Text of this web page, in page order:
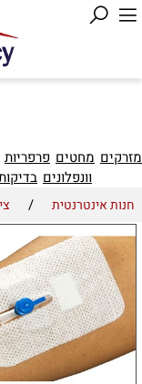
מזרקים מחטים פרפריות
וונפלונים
חנות אינטרנטית /